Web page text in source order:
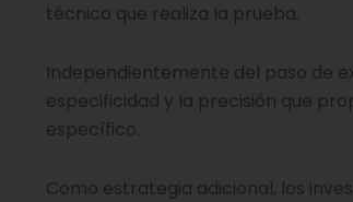
técnico que realiza la prueba.
Independientemente del paso de
especificidad y la precisión que
específico.
Como estrategia adicional, los